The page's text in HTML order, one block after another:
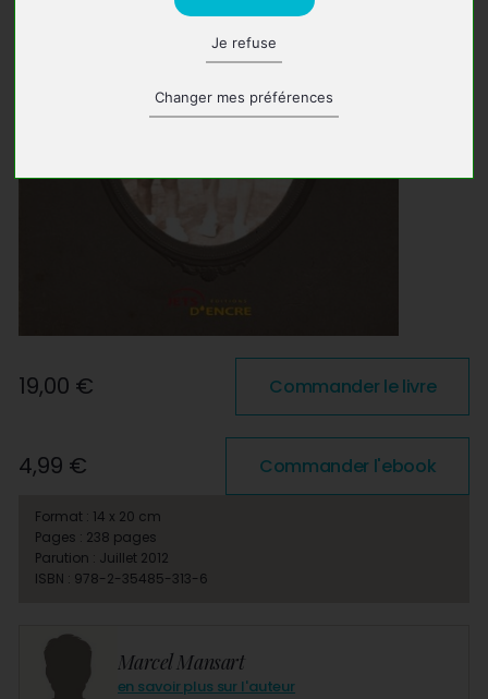
Je refuse
Changer mes préférences
Marcel Mansart
en savoir plus sur l'auteur
19,00 € Commander le livre
4,99 € Commander l'ebook
Format : 14 x 20 cm
Pages : 238 pages
Parution : Juillet 2012
ISBN : 978-2-35485-313-6